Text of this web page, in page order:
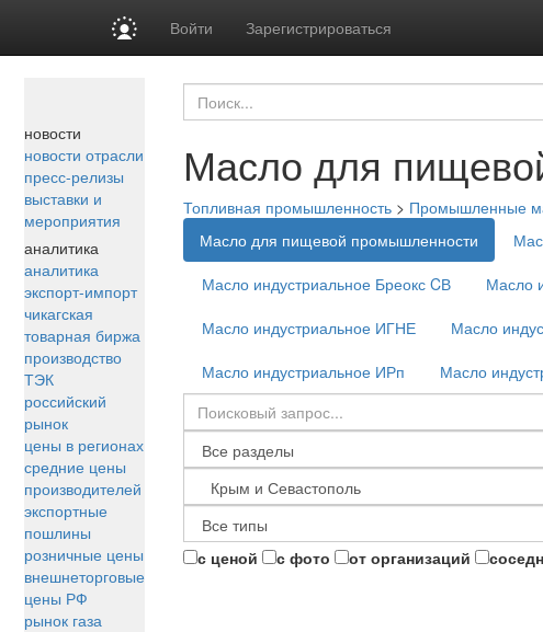
Войти Зарегистрироваться
новости
новости отрасли
пресс-релизы
выставки и
мероприятия
аналитика
аналитика
экспорт-импорт
чикагская
товарная биржа
производство
ТЭК
российский
рынок
цены в регионах
средние цены
производителей
экспортные
пошлины
розничные цены
внешнеторговые
цены РФ
рынок газа
Масло для
Топливная промышленность > Промышленные
Масло для пищевой промышленности
Масло индустриальное Бреокс CВ
Масло
Масло индустриальное ИГНЕ
Масло
Масло индустриальное ИРп
Масло
с ценой с фото от организаций